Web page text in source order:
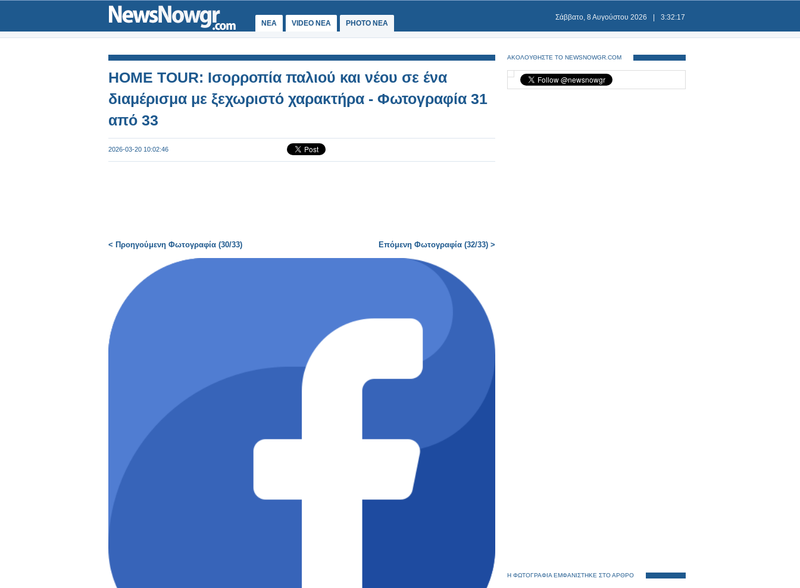
ΝΕΑ VIDEO NEA PHOTO NEA
Σάββατο, 8 Αυγούστου 2026 3:32:17
HOME TOUR: Ισορροπία παλιού και νέου σε ένα
διαμέρισμα με ξεχωριστό χαρακτήρα - Φωτογραφία 31
από 33
2026-03-20 10:02:46
< Προηγούμενη Φωτογραφία (30/33) Επόμενη Φωτογραφία (32/33) >
ΑΚΟΛΟΥΘΗΣΤΕ ΤΟ NEWSNOWGR.COM
Η ΦΩΤΟΓΡΑΦΙΑ ΕΜΦΑΝΙΣΤΗΚΕ ΣΤΟ ΑΡΘΡΟ